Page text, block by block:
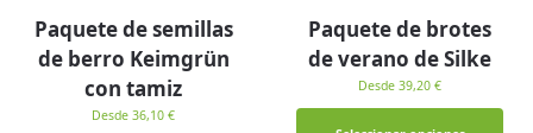
Paquete de semillas
de berro Keimgrün
con tamiz
Desde 36,10 €
Paquete de brotes
de verano de Silke
Desde 39,20 €